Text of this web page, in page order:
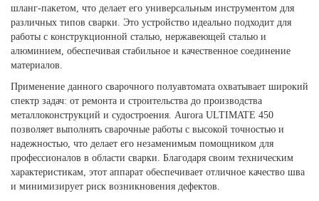
шланг-пакетом, что делает его универсальным инструментом для
различных типов сварки. Это устройство идеально подходит для
работы с конструкционной сталью, нержавеющей сталью и
алюминием, обеспечивая стабильное и качественное соединение
материалов.
Применение данного сварочного полуавтомата охватывает широкий
спектр задач: от ремонта и строительства до производства
металлоконструкций и судостроения. Aurora ULTIMATE 450
позволяет выполнять сварочные работы с высокой точностью и
надежностью, что делает его незаменимым помощником для
профессионалов в области сварки. Благодаря своим техническим
характеристикам, этот аппарат обеспечивает отличное качество шва
и минимизирует риск возникновения дефектов.